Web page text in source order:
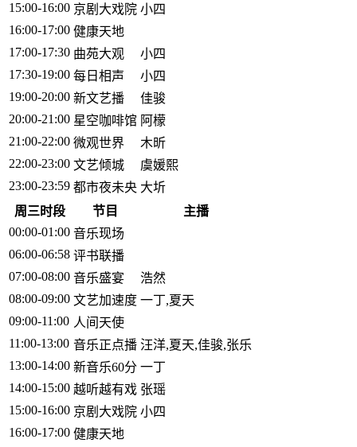
15:00-16:00 京剧大戏院 小四
16:00-17:00 健康天地
17:00-17:30 曲苑大观
小四
17:30-19:00 每日相声
小四
19:00-20:00 新文艺播
佳骏
20:00-21:00 星空咖啡馆 阿檬
21:00-22:00 微观世界
木昕
22:00-23:00 文艺倾城
虞媛熙
23:00-23:59 都市夜未央 大圻
周三时段
节目
主播
00:00-01:00 音乐现场
06:00-06:58 评书联播
07:00-08:00 音乐盛宴
浩然
08:00-09:00 文艺加速度 一丁,夏天
09:00-11:00 人间天使
11:00-13:00 音乐正点播 汪洋,夏天,佳骏,张乐
13:00-14:00 新音乐60分 一丁
14:00-15:00 越听越有戏 张瑶
15:00-16:00 京剧大戏院 小四
16:00-17:00 健康天地